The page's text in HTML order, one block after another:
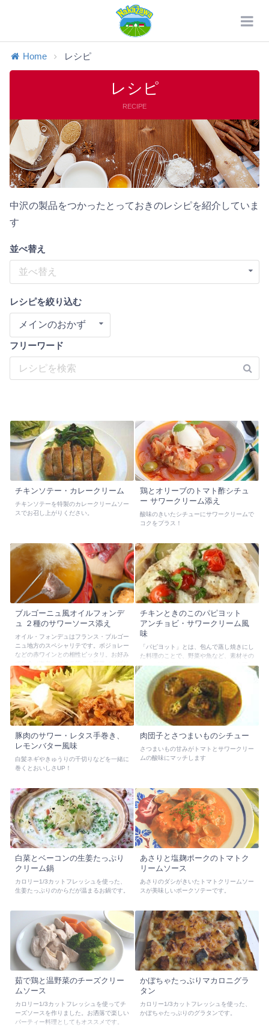
Home レシピ
レシピ
RECIPE
中沢の製品をつかったとっておきのレシピを紹介していま
す
並べ替え
並べ替え
レシピを絞り込む
メインのおかず
フリーワード
チキンソテー・カレークリーム
チキンソテーを特製のカレークリームソー
スでお召し上がりください。
鶏とオリーブのトマト酢シチュ
ー サワークリーム添え
酸味のきいたシチューにサワークリームで
コクをプラス！
ブルゴーニュ風オイルフォンデ
ュ ２種のサワーソース添え
オイル・フォンデュはフランス・ブルゴー
ニュ地方のスペシャリテです。ボジョレー
などの赤ワインとの相性ピッタリ。お好み
カや下ゆでしたじゃがいも等）を加えても
美味しいです。
チキンときのこのパピヨット
アンチョビ・サワークリーム風
味
「パピヨット」とは、包んで蒸し焼きにし
た料理のことで、野菜や魚など、素材その
ものの味を楽しむことができます。今回は
鶏肉の他にきのこをたっぷり入れて、ヘル
シーに仕上げました。アンチョビとサワー
クリームが味を引き締める大事なポイン
ト！
豚肉のサワー・レタス手巻き、
レモンバター風味
白髪ネギやきゅうりの千切りなどを一緒に
巻くとおいしさUP！
肉団子とさつまいものシチュー
さつまいもの甘みがトマトとサワークリー
ムの酸味にマッチします
白菜とベーコンの生姜たっぷり
クリーム鍋
カロリー1/3カットフレッシュを使った、
生姜たっぷりのからだが温まるお鍋です。
あさりと塩麹ポークのトマトク
リームソース
あさりのダシがきいたトマトクリームソー
スが美味しいポークソテーです。
茹で鶏と温野菜のチーズクリー
ムソース
カロリー1/3カットフレッシュを使ってチ
ーズソースを作りました。お洒落で楽しい
パーティー料理としてもオススメです。
かぼちゃたっぷりマカロニグラ
タン
カロリー1/3カットフレッシュを使った、
かぼちゃたっぷりのグラタンです。